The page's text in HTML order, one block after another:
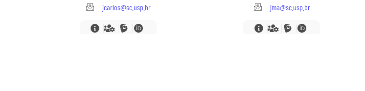
jcarlos@sc.usp.br
jma@sc.usp.br